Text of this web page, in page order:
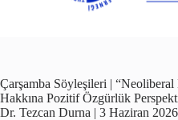
Çarşamba Söyleşileri |
Hakkına Pozitif Özgürlük
Dr. Tezcan Durna | 3 Haziran 2026